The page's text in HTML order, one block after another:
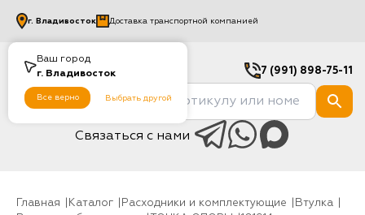
Ваш город
г. Владивосток
Все верно Выбрать другой
г. Владивосток Доставка транспортной компанией
7 (991) 898-75-11
Связаться с нами
Главная Каталог Расходники и комплектующие
Втулка